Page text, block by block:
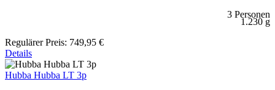
3 Personen
1.230 g
Regulärer Preis: 749,95 €
Details
Hubba Hubba LT 3p